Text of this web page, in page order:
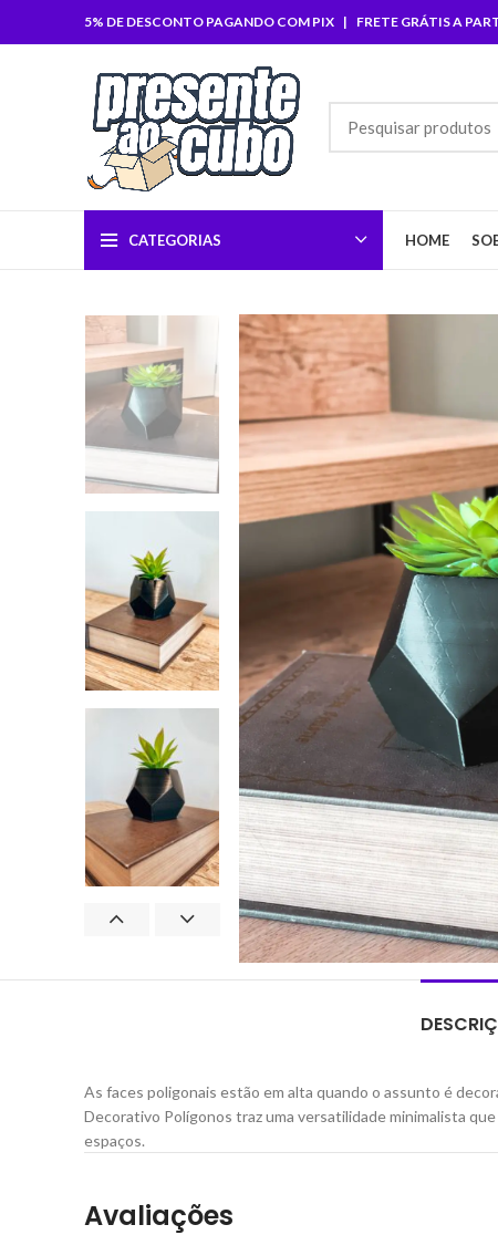
5% DE DESCONTO PAGANDO COM PIX | FRETE GRÁTIS A
CATEGORIAS HOME
As faces poligonais estão em alta quando o assunto é
Decorativo Polígonos traz uma versatilidade minimalista
espaços.
Avaliações